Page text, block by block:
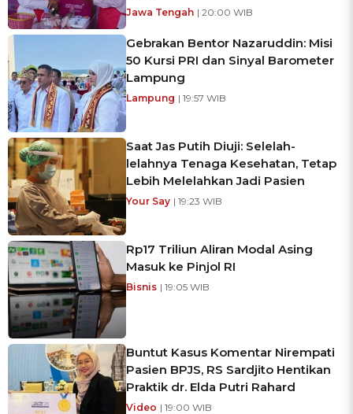
Jawa Tengah | 20:00 WIB
Gebrakan Bentor Nazaruddin: Misi
50 Kursi PRI dan Sinyal Barometer
Lampung
Lampung | 19:57 WIB
Saat Jas Putih Diuji: Selelah-
lelahnya Tenaga Kesehatan, Tetap
Lebih Melelahkan Jadi Pasien
Your Say | 19:23 WIB
Rp17 Triliun Aliran Modal Asing
Masuk ke Pinjol RI
Bisnis | 19:05 WIB
Buntut Kasus Komentar Nirempati
Pasien BPJS, RS Sardjito Hentikan
Praktik dr. Elda Putri Rahard
Video | 19:00 WIB